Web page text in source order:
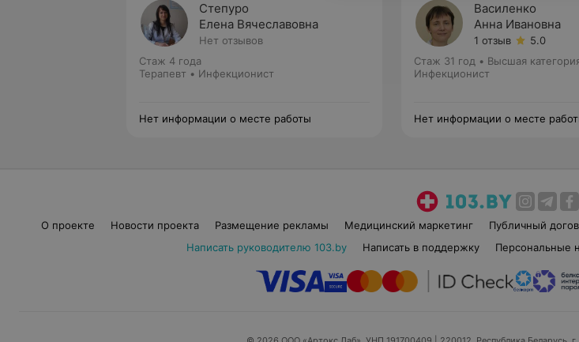
Степуро
Елена Вячеславовна
Нет отзывов
Стаж 4 года
Терапевт • Инфекционист
Нет информации о месте работы
Василенко
Анна Ивановна
1 отзыв
5.0
Стаж 31 год • Высшая
Инфекционист
Нет информации о месте
О проекте Новости проекта Размещение рекламы Медицинский маркетинг Публичный
Написать руководителю 103.by
Написать в поддержку Персональные